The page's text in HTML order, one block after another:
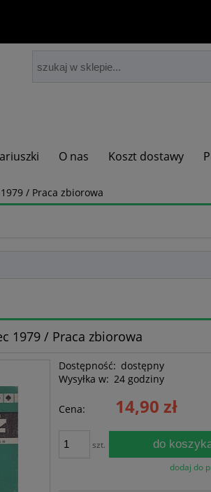
O nas Koszt dostawy
/ Praca zbiorowa
1979 / Praca zbiorowa
Dostępność: dostępny
Wysyłka w: 24 godziny
Cena: 14,90 zł
szt. do
dodaj do